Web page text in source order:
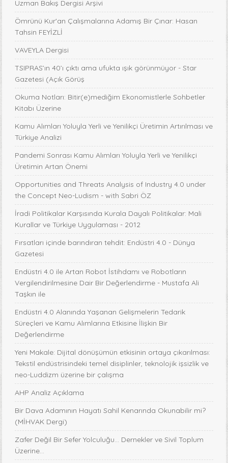
Uzman Bakış Dergisi Arşivi
Ömrünü Kur'an Çalışmalarına Adamış Bir Çınar: Hasan
Tahsin FEYİZLİ
VAVEYLA Dergisi
TSIPRAS’ın 40’ı çıktı ama ufukta ışık görünmüyor - Star
Gazetesi (Açık Görüş
Okuma Notları: Bitir(e)mediğim Ekonomistlerle Sohbetler
Kitabı Üzerine
Kamu Alımları Yoluyla Yerli ve Yenilikçi Üretimin Artırılması ve
Türkiye Analizi
Pandemi Sonrası Kamu Alımları Yoluyla Yerli ve Yenilikçi
Üretimin Artan Önemi
Opportunities and Threats Analysis of Industry 4.0 under
the Concept Neo-Ludism - with Sabri ÖZ
İradi Politikalar Karşısında Kurala Dayalı Politikalar: Mali
Kurallar ve Türkiye Uygulaması - 2012
Fırsatları içinde barındıran tehdit: Endüstri 4.0 - Dünya
Gazetesi
Endüstri 4.0 ile Artan Robot İstihdamı ve Robotların
Vergilendirilmesine Dair Bir Değerlendirme - Mustafa Ali
Taşkın ile
Endüstri 4.0 Alanında Yaşanan Gelişmelerin Tedarik
Süreçleri ve Kamu Alımlarına Etkisine İlişkin Bir
Değerlendirme
Yeni Makale: Dijital dönüşümün etkisinin ortaya çıkarılması:
Tekstil endüstrisindeki temel disiplinler, teknolojik işsizlik ve
neo-Luddizm üzerine bir çalışma
AHP Analiz Açıklama
Bir Dava Adamının Hayatı Sahil Kenarında Okunabilir mi?
(MİHVAK Dergi)
Zafer Değil Bir Sefer Yolculuğu... Dernekler ve Sivil Toplum
Üzerine...